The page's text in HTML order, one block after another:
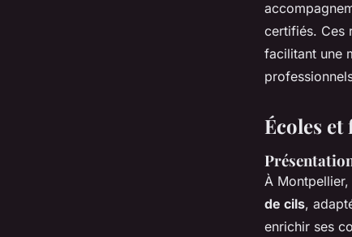
certifiés. Ces
facilitant une
Écoles
À Montpellier,
de cils,
enrichir ses